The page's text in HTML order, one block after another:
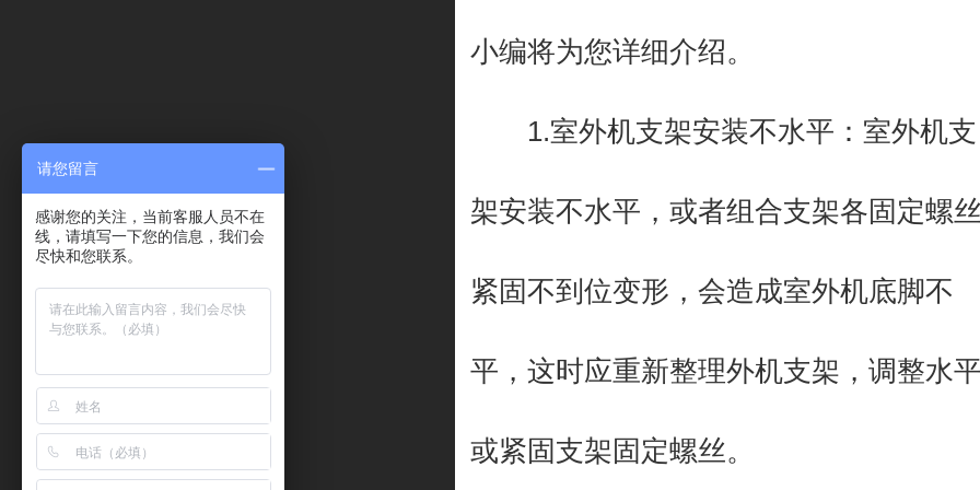
小编将为您详细介绍。
1.室外机支架安装不水平：室外机支
架安装不水平，或者组合支架各固定螺
紧固不到位变形，会造成室外机底脚不
平，这时应重新整理外机支架，调整水
或紧固支架固定螺丝。
请您留言
感谢您的关注，当前客服人员不在
线，请填写一下您的信息，我们会
尽快和您联系。